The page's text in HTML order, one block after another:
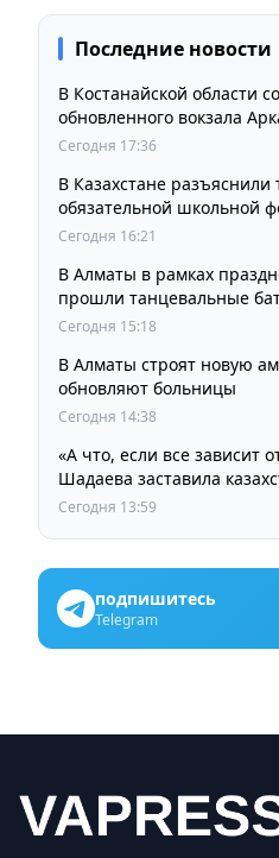
Последние новости
В Костанайской области
обновленного вокзала
Сегодня 17:36
В Казахстане разъяснили
обязательной школьной
Сегодня 16:21
В Алматы в рамках
прошли танцевальные
Your Style
Сегодня 15:18
В Алматы строят новую
обновляют больницы
Сегодня 14:38
«А что, если все зависит
Шадаева заставила
задуматься
Сегодня 13:59
подпишитесь
Telegram